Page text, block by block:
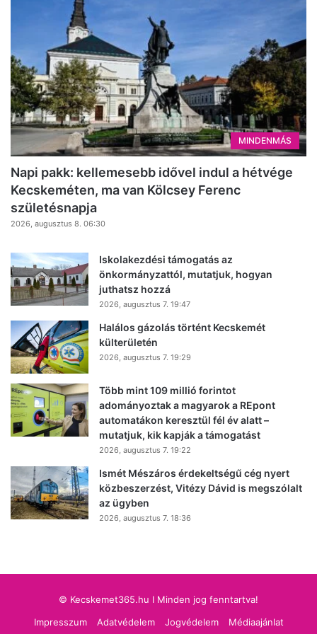
MINDENMÁS
Napi pakk: kellemesebb idővel indul a hétvége
Kecskeméten, ma van Kölcsey Ferenc
születésnapja
2026, augusztus 8. 06:30
Iskolakezdési támogatás az
önkormányzattól, mutatjuk, hogyan
juthatsz hozzá
2026, augusztus 7. 19:47
Halálos gázolás történt Kecskemét
külterületén
2026, augusztus 7. 19:29
Több mint 109 millió forintot
adományoztak a magyarok a REpont
automatákon keresztül fél év alatt –
mutatjuk, kik kapják a támogatást
2026, augusztus 7. 19:22
Ismét Mészáros érdekeltségű cég nyert
közbeszerzést, Vitézy Dávid is megszólalt
az ügyben
2026, augusztus 7. 18:36
© Kecskemet365.hu I Minden jog fenntartva!
Impresszum
Adatvédelem Jogvédelem Médiaajánlat